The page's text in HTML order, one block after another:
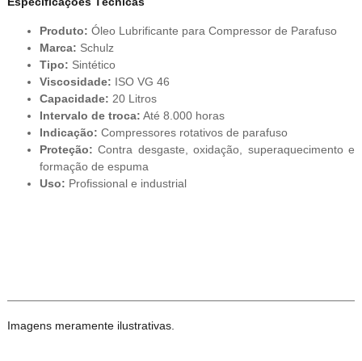
Produto: Óleo Lubrificante para Compressor de Parafuso
Marca: Schulz
Tipo: Sintético
Viscosidade: ISO VG 46
Capacidade: 20 Litros
Intervalo de troca: Até 8.000 horas
Indicação: Compressores rotativos de parafuso
Proteção: Contra desgaste, oxidação, superaquecimento e
formação de espuma
Uso: Profissional e industrial
Imagens meramente ilustrativas.